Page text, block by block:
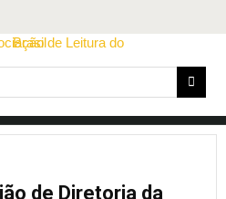
de Diretoria da